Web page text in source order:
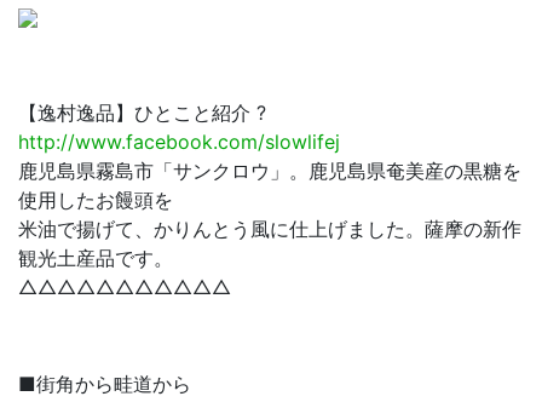
【逸村逸品】ひとこと紹介 ?
http://www.facebook.com/slowlifej
鹿児島県霧島市「サンクロウ」。鹿児島県奄美産の黒糖を
使用したお饅頭を
米油で揚げて、かりんとう風に仕上げました。薩摩の新作
観光土産品です。
△△△△△△△△△△△
■街角から畦道から